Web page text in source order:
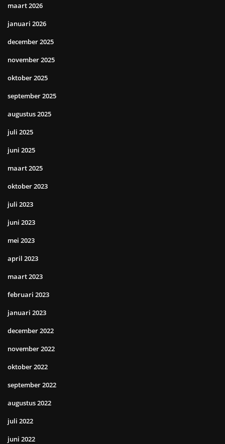
maart 2026
januari 2026
december 2025
november 2025
oktober 2025
september 2025
augustus 2025
juli 2025
juni 2025
maart 2025
oktober 2023
juli 2023
juni 2023
mei 2023
april 2023
maart 2023
februari 2023
januari 2023
december 2022
november 2022
oktober 2022
september 2022
augustus 2022
juli 2022
juni 2022